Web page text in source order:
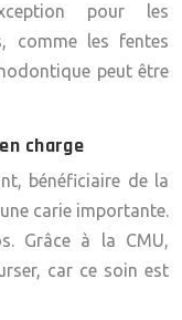
pour les
comme les fentes
peut être
charge
bénéficiaire de la
carie importante.
Grâce à la CMU,
car ce soin est